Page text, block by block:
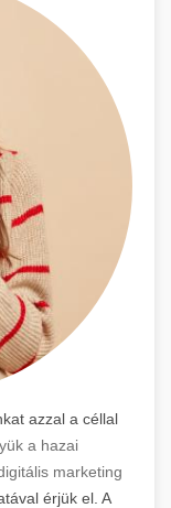
azzal a céllal
a hazai
marketing
érjük el. A